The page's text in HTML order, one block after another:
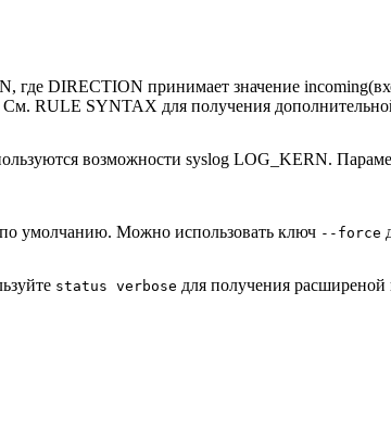
где DIRECTION принимает значение
RULE SYNTAX для получения
возможности syslog LOG_KERN.
по умолчанию. Можно использовать ключ --force
status verbose для получения